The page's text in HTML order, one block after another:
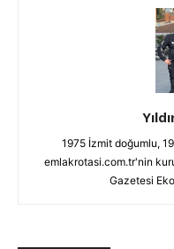
1975 İzmit doğumlu,
emlakrotasi.com.tr'nin
Gazetesi